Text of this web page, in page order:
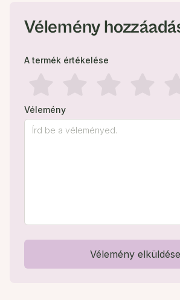
Vélemény
A termék értékelése
Vélemény
Vélemény elküldése